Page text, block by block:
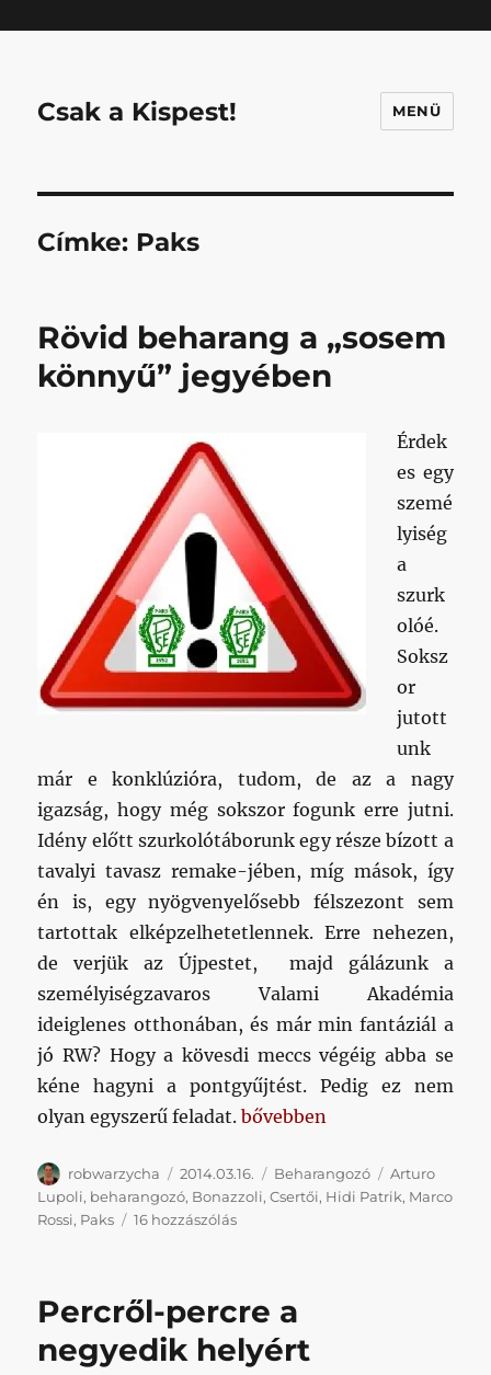
Csak a Kispest! MENÜ
Címke: Paks
Rövid beharang a „sosem
könnyű” jegyében
Érdek
es egy
szemé
lyiség
a
szurk
olóé.
Soksz
or
jutott
unk
már e konklúzióra, tudom, de az a nagy
igazság, hogy még sokszor fogunk erre jutni.
Idény előtt szurkolótáborunk egy része bízott a
tavalyi tavasz remake-jében, míg mások, így
én is, egy nyögvenyelősebb félszezont sem
tartottak elképzelhetetlennek. Erre nehezen,
de verjük az Újpestet, majd gálázunk a
személyiségzavaros Valami Akadémia
ideiglenes otthonában, és már min fantáziál a
jó RW? Hogy a kövesdi meccs végéig abba se
kéne hagyni a pontgyűjtést. Pedig ez nem
olyan egyszerű feladat.„Rövid beharang a „sosem
bővebben
Szerző
robwarzycha Közzétéve
2014.03.16. Kategória
Beharangozó Címke
Arturo
Lupoli, beharangozó, Bonazzoli,Csertői, Hidi Patrik, Marco
Rossi, Paks 16 hozzászólásRövid
könnyű”
című
Percről-percre a
negyedik helyért